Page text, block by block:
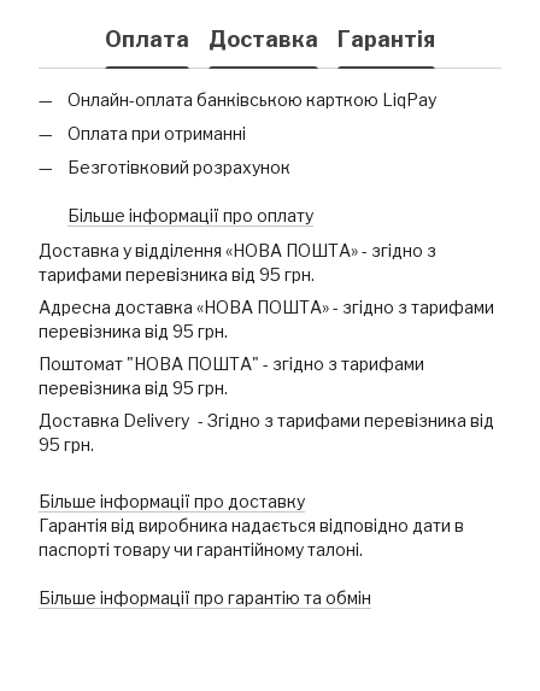
Оплата Доставка Гарантія
Онлайн-оплата банківською карткою LiqPay
Оплата при отриманні
Безготівковий розрахунок
Більше інформації про оплату
Доставка у відділення «НОВА ПОШТА» - згідно з
тарифами перевізника від 95 грн.
Адресна доставка «НОВА ПОШТА» - згідно з тарифами
перевізника від 95 грн.
Поштомат "НОВА ПОШТА" - згідно з тарифами
перевізника від 95 грн.
Доставка Delivery - Згідно з тарифами перевізника від
95 грн.
Більше інформації про доставку
Гарантія від виробника надається відповідно дати в
паспорті товару чи гарантійному талоні.
Більше інформації про гарантію та обмін